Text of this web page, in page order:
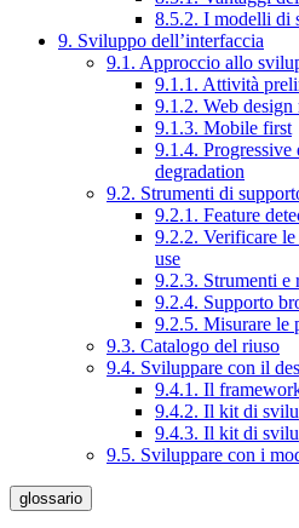
8.5.2. I modelli di
9. Sviluppo dell’interfaccia
9.1. Approccio allo
9.1.1. Attività
9.1.2. Web design
9.1.3. Mobile first
9.1.4. Progressive
degradation
9.2. Strumenti di
9.2.1. Feature
9.2.2. Verificare
use
9.2.3. Strumenti e
9.2.4. Supporto
9.2.5. Misurare le
9.3. Catalogo del riuso
9.4. Sviluppare con il
9.4.1. Il
9.4.2. Il kit di
9.4.3. Il kit di
9.5. Sviluppare con i
glossario